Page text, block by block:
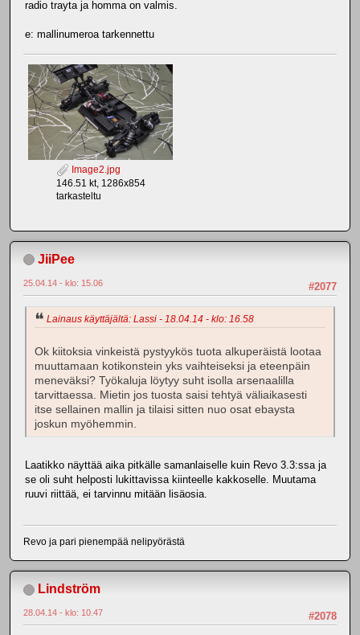
radio trayta ja homma on valmis.
e: mallinumeroa tarkennettu
Image2.jpg
146.51 kt, 1286x854
tarkasteltu
JiiPee
#2077
25.04.14 - klo: 15.06
Lainaus käyttäjältä: Lassi - 18.04.14 - klo: 16.58
Ok kiitoksia vinkeistä pystyykös tuota alkuperäistä lootaa
muuttamaan kotikonstein yks vaihteiseksi ja eteenpäin
meneväksi? Työkaluja löytyy suht isolla arsenaalilla
tarvittaessa. Mietin jos tuosta saisi tehtyä väliaikasesti
itse sellainen mallin ja tilaisi sitten nuo osat ebaysta
joskun myöhemmin.
Laatikko näyttää aika pitkälle samanlaiselle kuin Revo 3.3:ssa ja
se oli suht helposti lukittavissa kiinteelle kakkoselle. Muutama
ruuvi riittää, ei tarvinnu mitään lisäosia.
Revo ja pari pienempää nelipyörästä
Lindström
#2078
28.04.14 - klo: 10.47